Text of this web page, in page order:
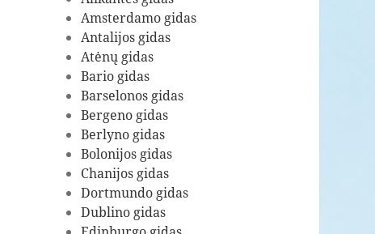
Amsterdamo gidas
Antalijos gidas
Atėnų gidas
Bario gidas
Barselonos gidas
Bergeno gidas
Berlyno gidas
Bolonijos gidas
Chanijos gidas
Dortmundo gidas
Dublino gidas